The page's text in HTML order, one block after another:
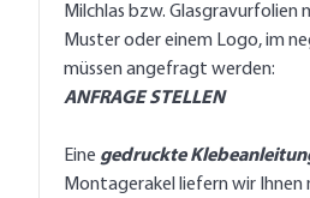
Milchlas bzw. Glasgravurfolien
Muster oder einem Logo, im
müssen angefragt werden:
ANFRAGE STELLEN
Eine gedruckte
Montagerakel liefern wir Ihnen